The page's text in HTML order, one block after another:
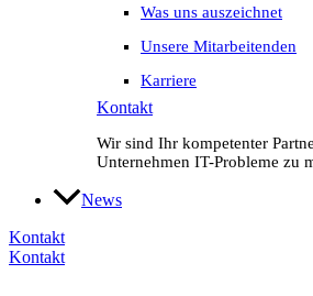
Was uns auszeichnet
Unsere Mitarbeitenden
Karriere
Kontakt
Wir sind Ihr kompetenter
Unternehmen IT-Probleme zu
News
Kontakt
Kontakt